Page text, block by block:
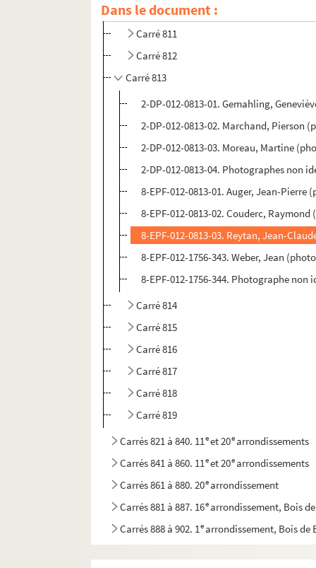
Dans le document :
Carré 810
Carré 811
Carré 812
Carré 813
2-DP-012-0813-01. Gemahling,
2-DP-012-0813-02. Marchand, Pierson
2-DP-012-0813-03. Moreau, Martine
2-DP-012-0813-04. Photographes non
8-EPF-012-0813-01. Auger, Jean-Pierre
8-EPF-012-0813-02. Couderc,
8-EPF-012-0813-03. Reytan, Jean-
8-EPF-012-1756-343. Weber, Jean
8-EPF-012-1756-344. Photographe non
Carré 814
Carré 815
Carré 816
Carré 817
Carré 818
Carré 819
Carrés 821 à 840. 11eet 20earrondissements
Carrés 841 à 860. 11eet 20earrondissements
Carrés 861 à 880. 20earrondissement
Carrés 881 à 887. 16earrondissement, Bois
Carrés 888 à 902. 1earrondissement, Bois de